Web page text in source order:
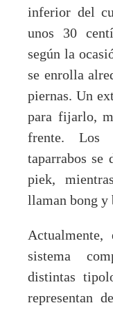
inferior del
unos 30
según la
se enrolla
piernas. Un
para fijarlo,
frente. Los
taparrabos se
piek,
llaman bong y
sistema
distintas
representan